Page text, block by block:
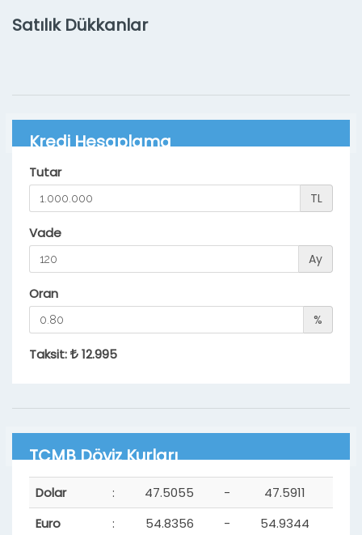
Satılık Dükkanlar
Kredi Hesaplama
Tutar
TL
Vade
Ay
Oran
%
Taksit: 12.995
TCMB Döviz Kurları
Dolar : 47.5055 -
47.5911
Euro
: 54.8356 -
54.9344